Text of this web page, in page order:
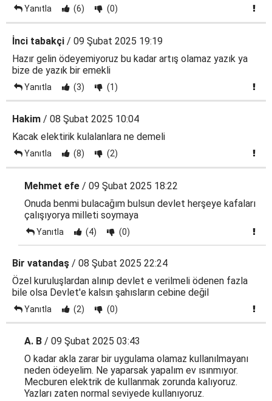
Yanıtla (6) (0)
İnci tabakçi / 09 Şubat 2025 19:19
Hazır gelin ödeyemiyoruz bu kadar artış olamaz yazık ya
bize de yazık bir emekli
Yanıtla (3) (1)
Hakim / 08 Şubat 2025 10:04
Kacak elektirik kulalanlara ne demeli
Yanıtla (8) (2)
Mehmet efe / 09 Şubat 2025 18:22
Onuda benmi bulacağım bulsun devlet herşeye kafaları
çalışıyorya milleti soymaya
Yanıtla (4) (0)
Bir vatandaş / 08 Şubat 2025 22:24
Özel kuruluşlardan alınıp devlet e verilmeli ödenen fazla
bile olsa Devlet'e kalsın şahısların cebine değil
Yanıtla (2) (0)
A. B / 09 Şubat 2025 03:43
O kadar akla zarar bir uygulama olamaz kullanılmayanı
neden ödeyelim. Ne yaparsak yapalım ev ısınmıyor.
Mecburen elektrik de kullanmak zorunda kalıyoruz.
Yazları zaten normal seviyede kullanıyoruz.